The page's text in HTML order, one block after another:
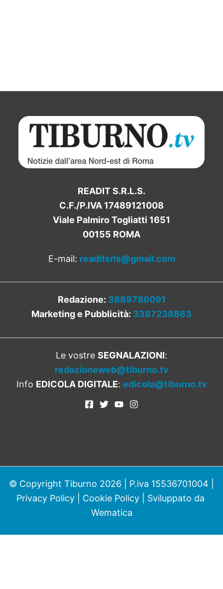
READIT S.R.L.S.
C.F./P.IVA 17489121008
Viale Palmiro Togliatti 1651
00155 ROMA
E-mail: readitsrls@gmail.com
Redazione: 3889786091
Marketing e Pubblicità: 3387238863
Le vostre SEGNALAZIONI:
redazioneweb@tiburno.tv
Info EDICOLA DIGITALE: edicola@tiburno.tv
© Copyright Tiburno 2026 | P.iva 15536701004 |
Privacy Policy| Cookie Policy| Sviluppato da
Wematica